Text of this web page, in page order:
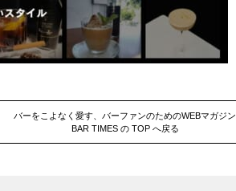
バーをこよなく愛す、バーファンのためのWEBマガジン
BAR TIMES の TOP へ戻る